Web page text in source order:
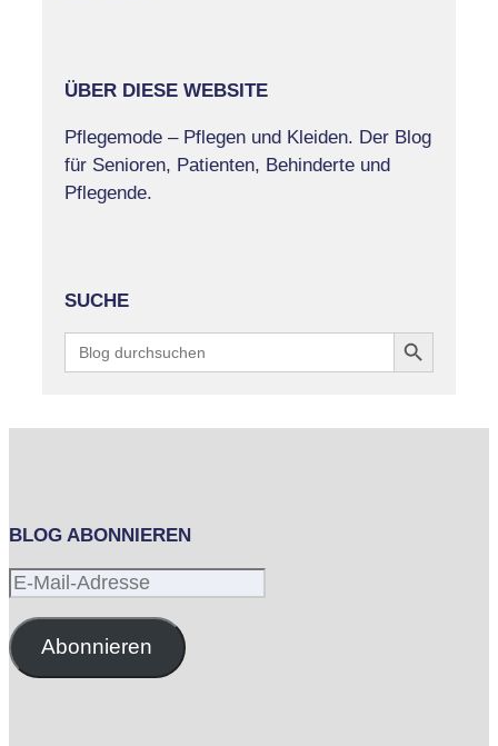
ÜBER DIESE WEBSITE
Pflegemode – Pflegen und Kleiden. Der Blog
für Senioren, Patienten, Behinderte und
Pflegende.
SUCHE
Search
for:
Search Button
BLOG ABONNIEREN
E-
AdresseAbonnieren